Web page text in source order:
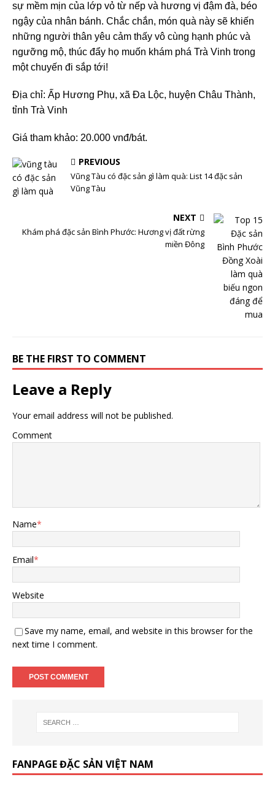
sự mềm mịn của lớp vỏ từ nếp và hương vị đậm đà, béo
ngậy của nhân bánh. Chắc chắn, món quà này sẽ khiến
những người thân yêu cảm thấy vô cùng hạnh phúc và
ngưỡng mộ, thúc đẩy họ muốn khám phá Trà Vinh trong
một chuyến đi sắp tới!
Địa chỉ: Ấp Hương Phụ, xã Đa Lộc, huyện Châu Thành,
tỉnh Trà Vinh
Giá tham khảo: 20.000 vnđ/bát.
PREVIOUS
Vũng Tàu có đặc sản gì làm quà: List 14 đặc sản
Vũng Tàu
NEXT
Khám phá đặc sản Bình Phước: Hương vị đất rừng
miền Đông
BE THE FIRST TO COMMENT
Leave a Reply
Your email address will not be published.
Comment
Name*
Email*
Website
Save my name, email, and website in this browser for the
next time I comment.
FANPAGE ĐẶC SẢN VIỆT NAM